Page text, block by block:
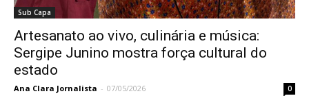
Sub Capa
Artesanato ao vivo, culinária e música:
Sergipe Junino mostra força cultural do
estado
Ana Clara Jornalista - 07/05/2026 0